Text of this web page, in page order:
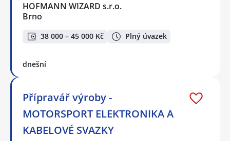
HOFMANN WIZARD s.r.o.
Brno
38 000 – 45 000 Kč Plný úvazek
dnešní
Přípravář výroby -
MOTORSPORT ELEKTRONIKA A
KABELOVÉ SVAZKY